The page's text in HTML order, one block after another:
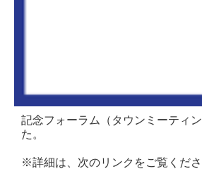
記念フォーラム（タウンミーティ
た。
※詳細は、次のリンクをご覧くださ